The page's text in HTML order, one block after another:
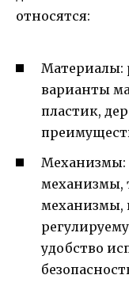
относятся:
Материалы:
варианты
пластик,
Механизмы:
механизмы,
механизмы,
удобство